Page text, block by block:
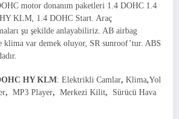
motor donanım paketleri 1.4 DOHC 1.4
KLM, 1.4 DOHC Start. Araç
şu şekilde anlayabiliriz. AB airbag
klima var demek oluyor, SR sunroof’tur. ABS
HY KLM: Elektrikli Camlar, Klima,Yol
, MP3 Player, Merkezi Kilit, Sürücü Hava